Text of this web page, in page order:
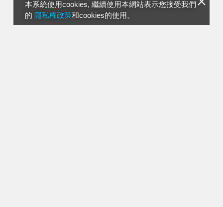
本系統使用cookies, 繼續使用本網站表示您接受我們
的 隱私權政策和cookies的使用。